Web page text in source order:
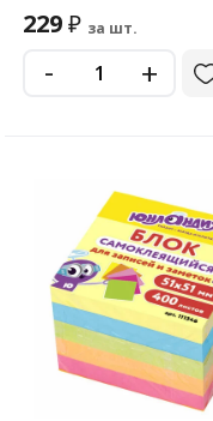
229₽ за шт.
- +